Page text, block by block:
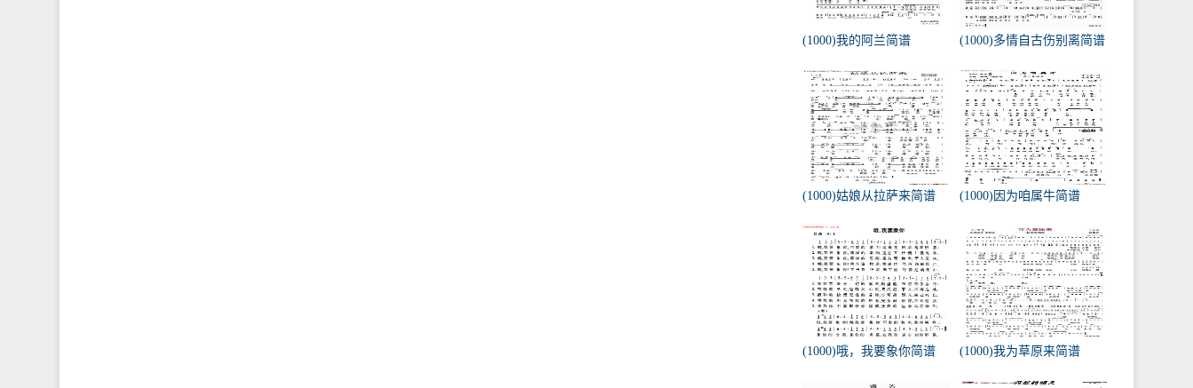
(1000)我的阿兰简谱 (1000)多情自古伤别离简谱
(1000)姑娘从拉萨来简谱 (1000)因为咱属牛简谱
(1000)哦，我要象你简谱 (1000)我为草原来简谱